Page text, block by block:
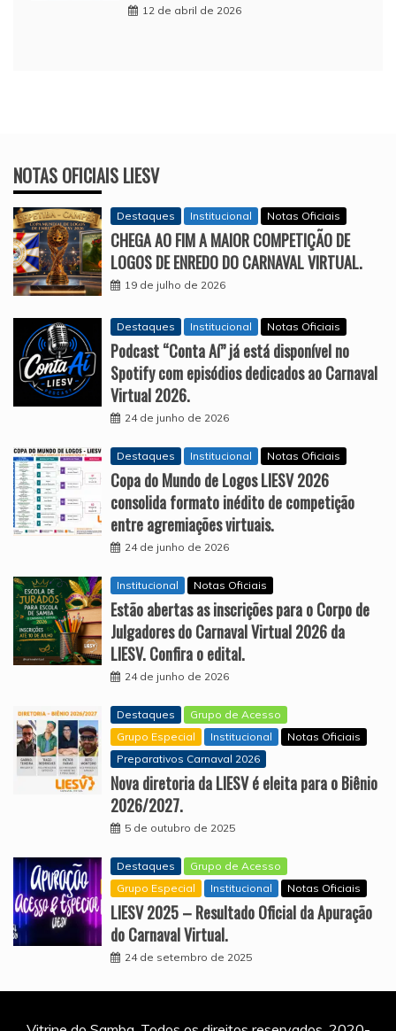
12 de abril de 2026
NOTAS OFICIAIS LIESV
Destaques Institucional Notas Oficiais
CHEGA AO FIM A MAIOR COMPETIÇÃO DE
LOGOS DE ENREDO DO CARNAVAL VIRTUAL.
19 de julho de 2026
Destaques Institucional Notas Oficiais
Podcast “Conta Aí” já está disponível no
Spotify com episódios dedicados ao Carnaval
Virtual 2026.
24 de junho de 2026
Destaques Institucional Notas Oficiais
Copa do Mundo de Logos LIESV 2026
consolida formato inédito de competição
entre agremiações virtuais.
24 de junho de 2026
Institucional Notas Oficiais
Estão abertas as inscrições para o Corpo de
Julgadores do Carnaval Virtual 2026 da
LIESV. Confira o edital.
24 de junho de 2026
Destaques
Grupo de Acesso
Grupo Especial
Institucional
Notas Oficiais
Preparativos Carnaval 2026
Nova diretoria da LIESV é eleita para o Biênio
2026/2027.
5 de outubro de 2025
Destaques
Grupo de Acesso
Grupo Especial
Institucional Notas Oficiais
LIESV 2025 – Resultado Oficial da Apuração
do Carnaval Virtual.
24 de setembro de 2025